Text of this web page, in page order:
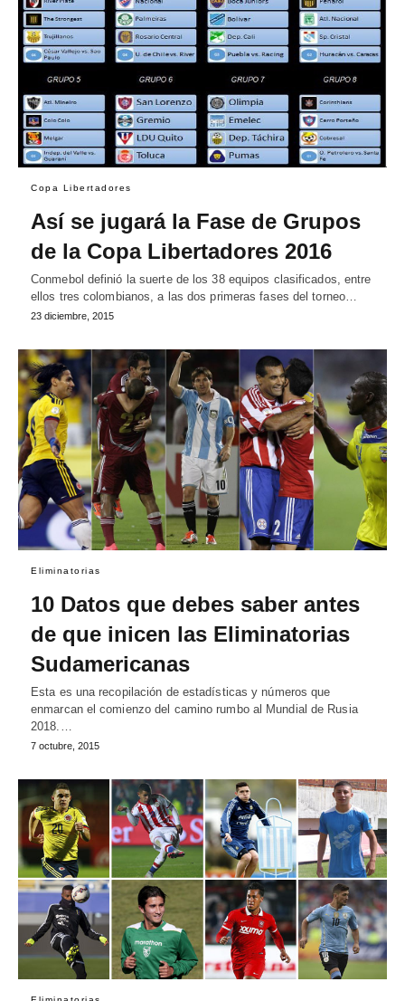
Copa Libertadores
Así se jugará la Fase de Grupos
de la Copa Libertadores 2016
Conmebol definió la suerte de los 38 equipos clasificados, entre
ellos tres colombianos, a las dos primeras fases del torneo…
23 diciembre, 2015
Eliminatorias
10 Datos que debes saber antes
de que inicen las Eliminatorias
Sudamericanas
Esta es una recopilación de estadísticas y números que
enmarcan el comienzo del camino rumbo al Mundial de Rusia
2018.…
7 octubre, 2015